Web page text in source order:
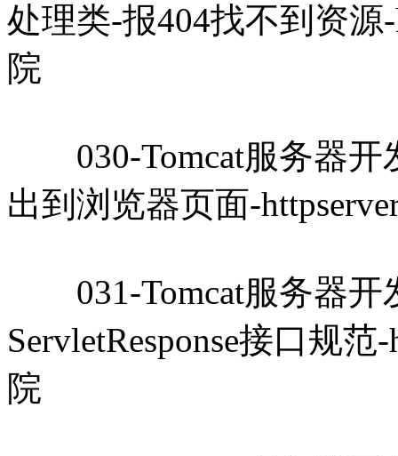
处理类-报404找不到资源
院
030-Tomcat服务器开
出到浏览器页面-
031-Tomcat服务器开
ServletResponse接口规范
院